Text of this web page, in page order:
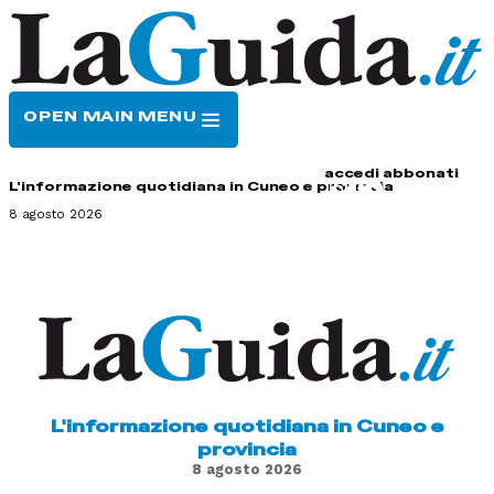
OPEN MAIN MENU
accedi abbonati
L'informazione quotidiana in Cuneo e provincia
8 agosto 2026
L'informazione quotidiana in Cuneo e
provincia
8 agosto 2026